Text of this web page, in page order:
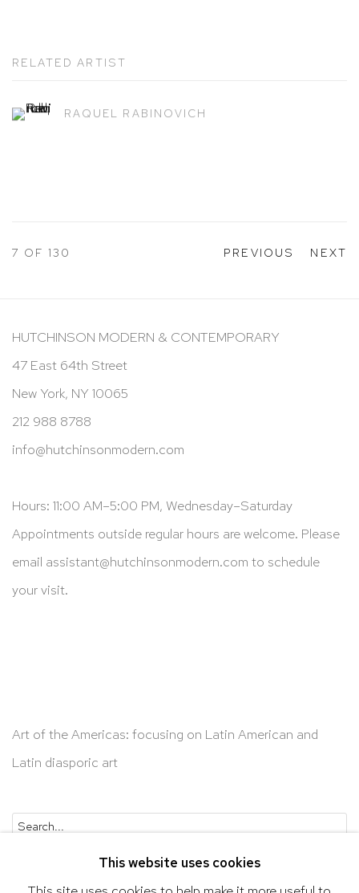
RELATED ARTIST
RAQUEL RABINOVICH
PREVIOUS NEXT
7 OF 130
HUTCHINSON MODERN & CONTEMPORARY
47 East 64th Street
New York, NY 10065
212 988 8788
info@hutchinsonmodern.com
Hours: 11:00 AM–5:00 PM, Wednesday–Saturday
Appointments outside regular hours are welcome. Please
email assistant@hutchinsonmodern.com to schedule
your visit.
Art of the Americas: focusing on Latin American and
Latin diasporic art
This website uses cookies